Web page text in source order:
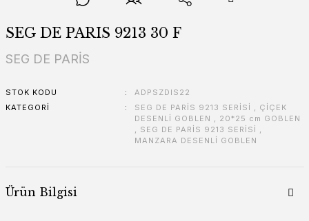
SEG DE PARIS 9213 30 F
SEG DE PARİS
STOK KODU
ADPSZDIS22
KATEGORI
SEG DE PARİS 9213 SERİSİ , ÇİÇEK
DESENLİ GOBLEN , 20*25 cm GOBLEN
, SEG DE PARİS 9213 SERİSİ ,
MANZARA DESENLİ GOBLEN
Ürün Bilgisi